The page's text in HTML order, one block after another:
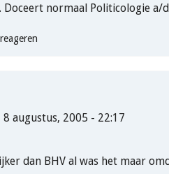
normaal Politicologie a/
8 augustus, 2005 - 22:17
dan BHV al was het maar